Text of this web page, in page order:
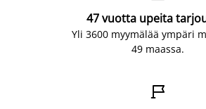
47 vuotta upeita
Yli 3600 myymälää ympäri
49 maassa.
